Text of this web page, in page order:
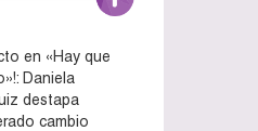
en «Hay que
Daniela
destapa
cambio